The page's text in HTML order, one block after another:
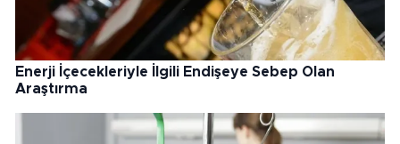
Enerji İçecekleriyle İlgili Endişeye Sebep Olan
Araştırma